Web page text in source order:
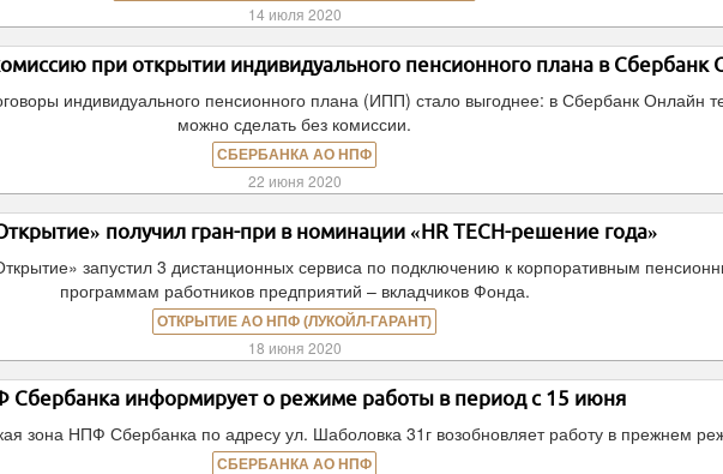
14 июля 2020
при открытии индивидуального пенсионного плана в Сбербанк
индивидуального пенсионного плана (ИПП) стало выгоднее: в Сбербанк Онлайн
можно сделать без комиссии.
СБЕРБАНКА АО НПФ
22 июня 2020
получил гран-при в номинации «HR TECH-решение года»
запустил 3 дистанционных сервиса по подключению к корпоративным
программам работников предприятий – вкладчиков Фонда.
ОТКРЫТИЕ АО НПФ (ЛУКОЙЛ-ГАРАНТ)
18 июня 2020
Сбербанка информирует о режиме работы в период с 15 июня
зона НПФ Сбербанка по адресу ул. Шаболовка 31г возобновляет работу в прежнем
СБЕРБАНКА АО НПФ